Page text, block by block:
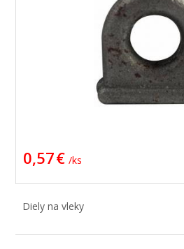
0,57 € / ks
Diely na vleky